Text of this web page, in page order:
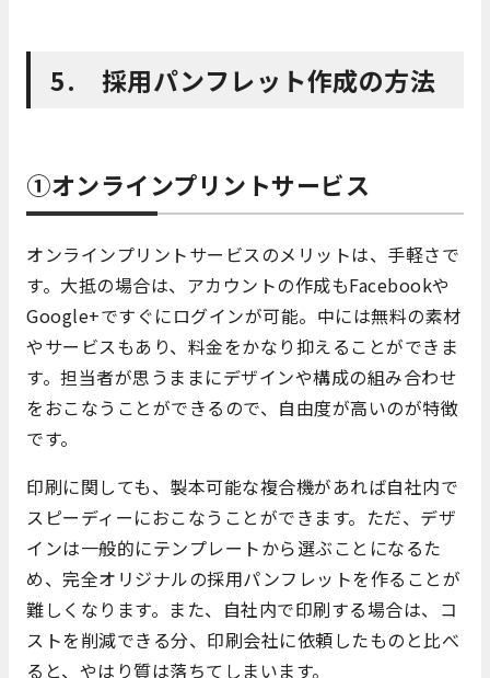
5. 採用パンフレット作成の方法
①オンラインプリントサービス
オンラインプリントサービスのメリットは、手軽さで
す。大抵の場合は、アカウントの作成もFacebookや
Google+ですぐにログインが可能。中には無料の素材
やサービスもあり、料金をかなり抑えることができま
す。担当者が思うままにデザインや構成の組み合わせ
をおこなうことができるので、自由度が高いのが特徴
です。
印刷に関しても、製本可能な複合機があれば自社内で
スピーディーにおこなうことができます。ただ、デザ
インは一般的にテンプレートから選ぶことになるた
め、完全オリジナルの採用パンフレットを作ることが
難しくなります。また、自社内で印刷する場合は、コ
ストを削減できる分、印刷会社に依頼したものと比べ
ると、やはり質は落ちてしまいます。